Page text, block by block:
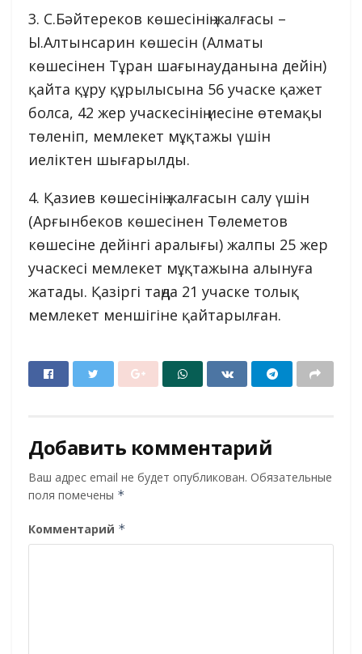
3. С.Бәйтереков көшесінің жалғасы –
Ы.Алтынсарин көшесін (Алматы
көшесінен Тұран шағынауданына дейін)
қайта құру құрылысына 56 учаске қажет
болса, 42 жер учаскесінің иесіне өтемақы
төленіп, мемлекет мұқтажы үшін
иеліктен шығарылды.
4. Қазиев көшесінің жалғасын салу үшін
(Арғынбеков көшесінен Төлеметов
көшесіне дейінгі аралығы) жалпы 25 жер
учаскесі мемлекет мұқтажына алынуға
жатады. Қазіргі таңда 21 учаске толық
мемлекет меншігіне қайтарылған.
Добавить комментарий
Ваш адрес email не будет опубликован. Обязательные
поля помечены *
Комментарий *